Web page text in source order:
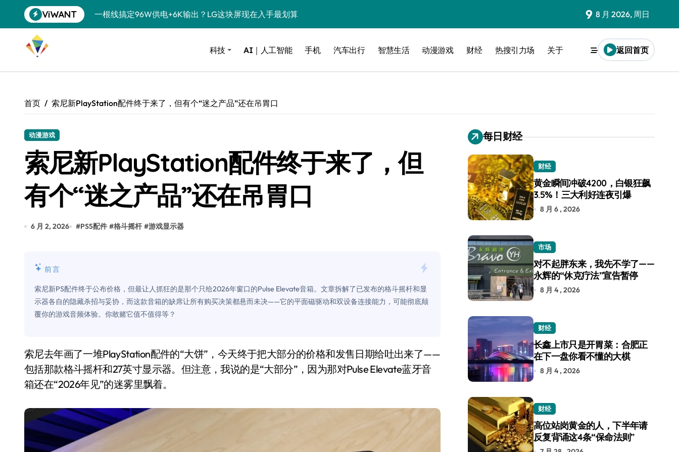
到
ViWANT
一根线搞定96W供电+6K输出？LG这块屏现在入手最划算
宠物美容吸尘器，是智商税还是真香？实测告诉你
三星QS90H回音壁评测：内置四重低音，把影院塞进电视柜
复古掌机续航攻略：让老游戏机告别“电池杀手”
降噪耳机也搞“青春版”？索尼这招“借尸还魂”，是妙棋还是昏招？
SSD涨到肉疼，U盘反而成了性价比之王？
净利润暴跌7.7%，苏泊尔开始靠“擦边”续命了？
Peloton 新车实测：屏幕能转、风扇怼脸，但最狠的是那个机械音
Xbox七月大崩盘：裁员3200、卖工作室、网络瘫了，微软这次真急了
谷歌DeepMind创始人辞去CEO，但继续“垂帘听政”？
全球最小U盘，容量却碾压iPhone 17顶配？闪迪这波操作太狠了
召回X9、合作大众遇冷、高端梦碎：小鹏的“多事之夏”
9 8 月 2026, 周日
科技 AI｜人工智能 手机 汽车出行 智慧生活 动漫游戏 财经 热搜引力场 关于 返回首页
首页 索尼新PlayStation配件终于来了，但有个“迷之产品”还在吊胃口
动漫游戏
索尼新PlayStation配件终于来了，但
有个“迷之产品”还在吊胃口
6 月 2, 2026 #PS5配件 #格斗摇杆 #游戏显示器
前言
索尼新PS配件终于公布价格，但最让人抓狂的是那个只给2026年窗口的Pulse Elevate音箱。文章拆解了已发布的格斗摇杆和显
示器各自的隐藏杀招与妥协，而这款音箱的缺席让所有购买决策都悬而未决——它的平面磁驱动和双设备连接能力，可能彻底颠
覆你的游戏音频体验。你敢赌它值不值得等？
索尼去年画了一堆PlayStation配件的“大饼”，今天终于把大部分的价格和发售日期给吐出来了——
包括那款格斗摇杆和27英寸显示器。但注意，我说的是“大部分”，因为那对Pulse Elevate蓝牙音
箱还在“2026年见”的迷雾里飘着。
每日财经
财经
黄金瞬间冲破4200，白银狂飙
3.5%！三大利好连夜引爆
8 月 6 , 2026
市场
对不起胖东来，我先不学了——
永辉的“休克疗法”宣告暂停
8 月 4 , 2026
财经
长鑫上市只是开胃菜：合肥正
在下一盘你看不懂的大棋
8 月 4 , 2026
财经
高位站岗黄金的人，下半年请
反复背诵这4条“保命法则”